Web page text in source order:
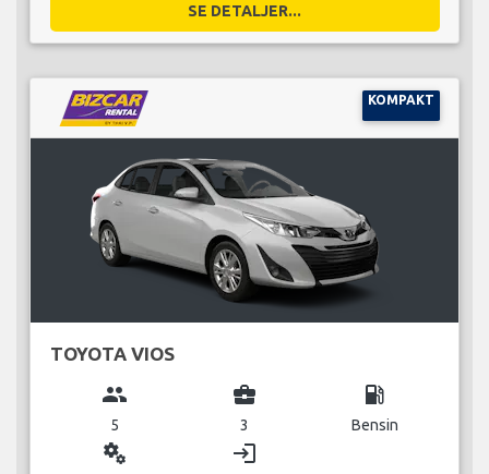
SE DETALJER...
KOMPAKT
TOYOTA VIOS
group
5
business_center
3
local_gas_station
Bensin
miscellaneous_services login